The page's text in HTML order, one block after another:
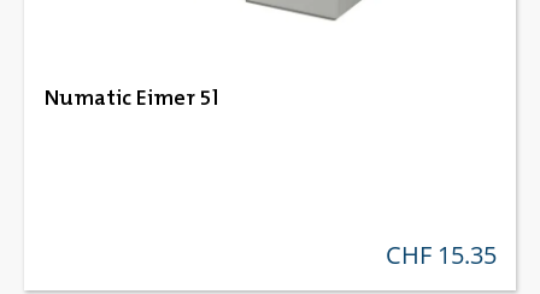
Numatic Eimer 5l
regulärer preis:
CHF 15.35